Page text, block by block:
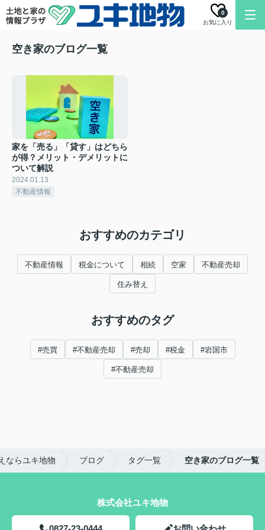
お気に入り
0
空き家のブログ一覧
家を「売る」「貸す」はどちら
が得？メリット・デメリットに
ついて解説
2024.01.13
不動産情報
おすすめのカテゴリ
不動産情報 税金について 相続 空家 不動産売却
住み替え
おすすめのタグ
#売買 #不動産売却 #売却 #税金 #岩国市
#不動産売却
ならユキ地物 ブログ タグ一覧 空き家のブログ一覧
株式会社ユキ地物